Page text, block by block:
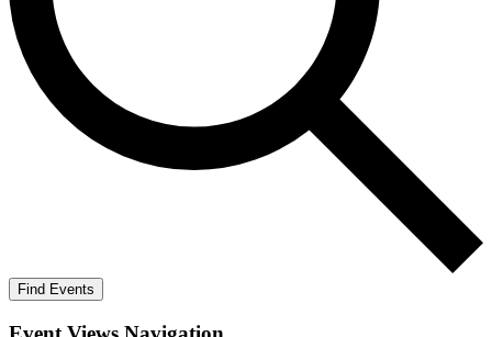
Find Events